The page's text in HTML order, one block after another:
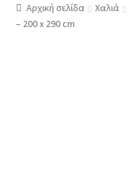
Αρχική σελίδα Χαλιά
– 200 x 290 cm